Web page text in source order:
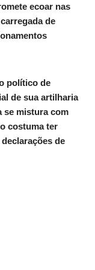
ecoar nas
de
político de
de sua artilharia
se mistura com
costuma ter
de